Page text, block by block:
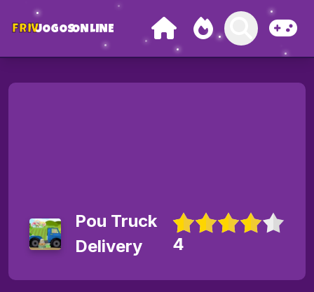
FRIVJOGOSONLINE
Pou Truck
Delivery
4